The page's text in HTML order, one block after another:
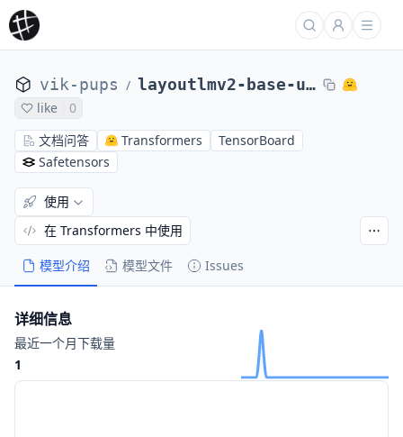
vik-pups / layoutlmv2-base-uncased_finetuned_docvqa
like
0
文档问答
Transformers
TensorBoard
Safetensors
模型介绍 模型文件 Issues
使用
在 Transformers 中使用
详细信息
最近一个月下载量
1